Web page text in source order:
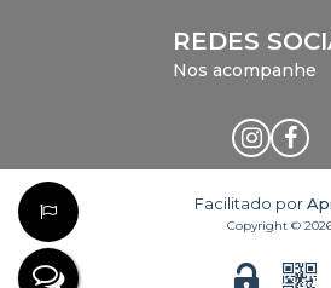
REDES
Nos acompanhe
Facilitado por
Copyright ©